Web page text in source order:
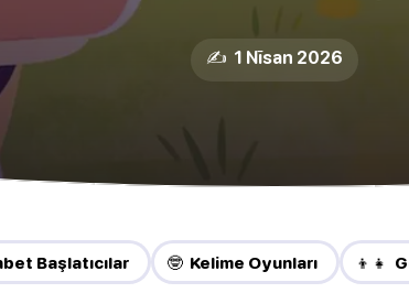
✍️ 1 Nīsan 2026
Başlatıcılar 🤓 Kelime Oyunları 👦👧